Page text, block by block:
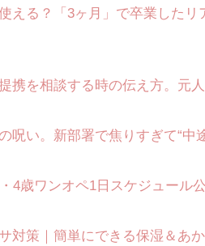
える？「3ヶ月」で卒業した
携を相談する時の伝え方。元
呪い。新部署で焦りすぎて“
4歳ワンオペ1日スケジュール
対策｜簡単にできる保湿＆あ